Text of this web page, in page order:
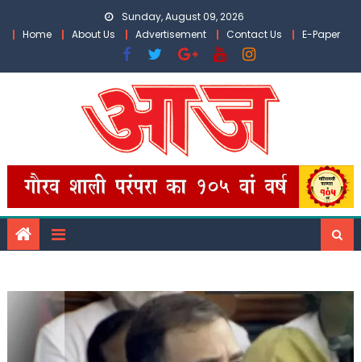
Sunday, August 09, 2026
Home
About Us Advertisement Contact Us E-Paper